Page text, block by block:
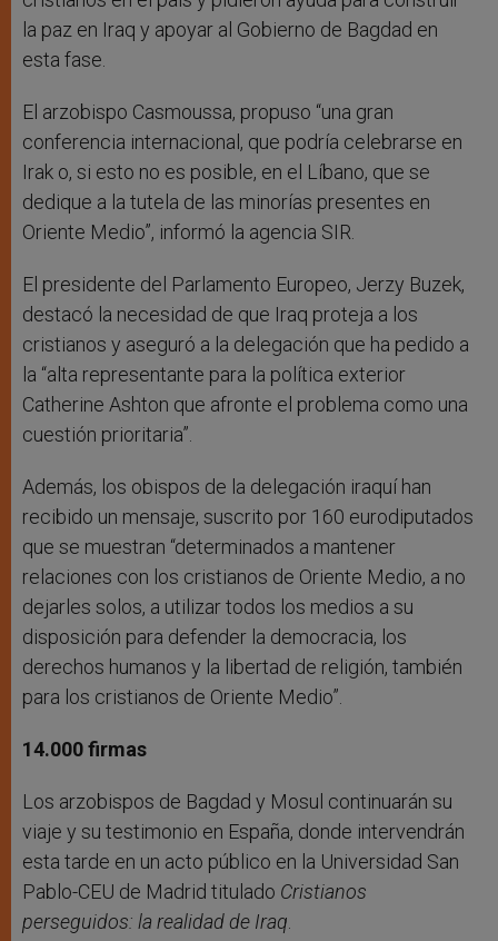
la paz en Iraq y apoyar al Gobierno de Bagdad en
esta fase.
El arzobispo Casmoussa, propuso “una gran
conferencia internacional, que podría celebrarse en
Irak o, si esto no es posible, en el Líbano, que se
dedique a la tutela de las minorías presentes en
Oriente Medio”, informó la agencia SIR.
El presidente del Parlamento Europeo, Jerzy Buzek,
destacó la necesidad de que Iraq proteja a los
cristianos y aseguró a la delegación que ha pedido a
la “alta representante para la política exterior
Catherine Ashton que afronte el problema como una
cuestión prioritaria”.
Además, los obispos de la delegación iraquí han
recibido un mensaje, suscrito por 160 eurodiputados
que se muestran “determinados a mantener
relaciones con los cristianos de Oriente Medio, a no
dejarles solos, a utilizar todos los medios a su
disposición para defender la democracia, los
derechos humanos y la libertad de religión, también
para los cristianos de Oriente Medio”.
14.000 firmas
Los arzobispos de Bagdad y Mosul continuarán su
viaje y su testimonio en España, donde intervendrán
esta tarde en un acto público en la Universidad San
Pablo-CEU de Madrid titulado Cristianos
perseguidos: la realidad de Iraq.